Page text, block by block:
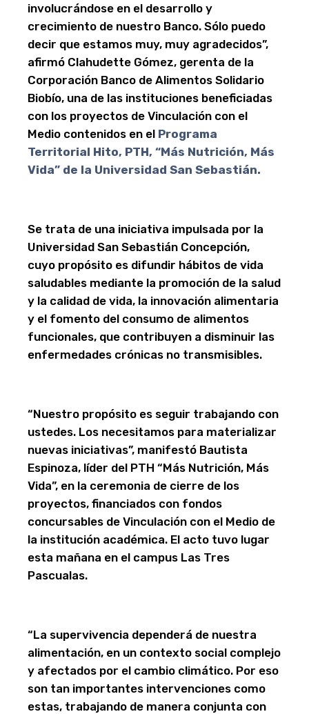
involucrándose en el desarrollo y
crecimiento de nuestro Banco. Sólo puedo
decir que estamos muy, muy agradecidos”,
afirmó Clahudette Gómez, gerenta de la
Corporación Banco de Alimentos Solidario
Biobío, una de las instituciones beneficiadas
con los proyectos de Vinculación con el
Medio contenidos en el Programa
Territorial Hito, PTH, “Más Nutrición, Más
Vida” de la Universidad San Sebastián.
Se trata de una iniciativa impulsada por la
Universidad San Sebastián Concepción,
cuyo propósito es difundir hábitos de vida
saludables mediante la promoción de la salud
y la calidad de vida, la innovación alimentaria
y el fomento del consumo de alimentos
funcionales, que contribuyen a disminuir las
enfermedades crónicas no transmisibles.
“Nuestro propósito es seguir trabajando con
ustedes. Los necesitamos para materializar
nuevas iniciativas”, manifestó Bautista
Espinoza, líder del PTH “Más Nutrición, Más
Vida”, en la ceremonia de cierre de los
proyectos, financiados con fondos
concursables de Vinculación con el Medio de
la institución académica. El acto tuvo lugar
esta mañana en el campus Las Tres
Pascualas.
“La supervivencia dependerá de nuestra
alimentación, en un contexto social complejo
y afectados por el cambio climático. Por eso
son tan importantes intervenciones como
estas, trabajando de manera conjunta con